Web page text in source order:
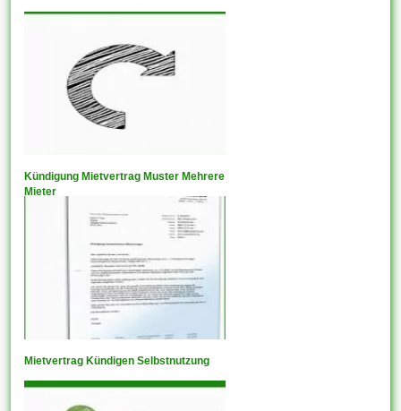
Kündigung Mietvertrag Muster Mehrere
Mieter
Mietvertrag Kündigen Selbstnutzung